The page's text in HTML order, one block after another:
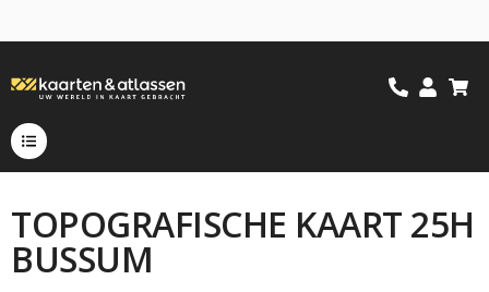
TOPOGRAFISCHE KAART 25H
BUSSUM